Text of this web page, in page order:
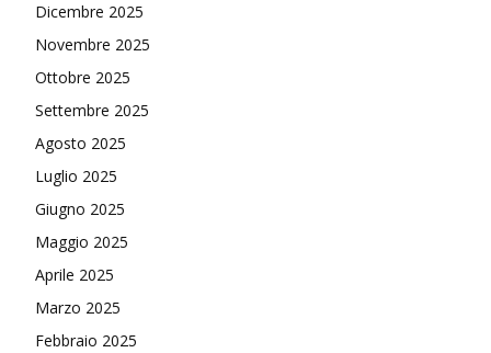
Dicembre 2025
Novembre 2025
Ottobre 2025
Settembre 2025
Agosto 2025
Luglio 2025
Giugno 2025
Maggio 2025
Aprile 2025
Marzo 2025
Febbraio 2025